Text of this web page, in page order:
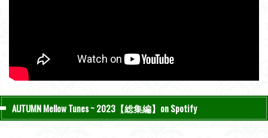
AUTUMN Mellow Tunes ~ 2023【総集編】on Spotify